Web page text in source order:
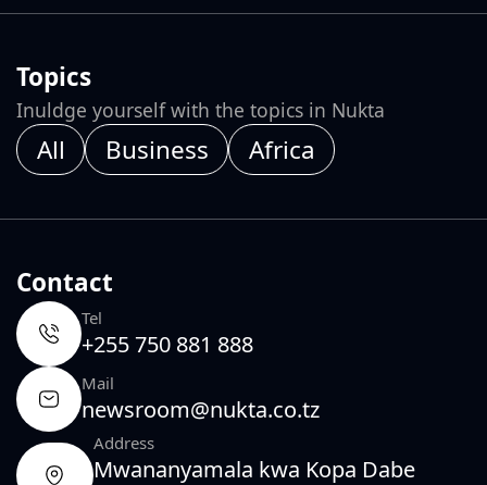
Topics
Inuldge yourself with the topics in Nukta
All Business Africa
Contact
Tel
+255 750 881 888
Mail
newsroom@nukta.co.tz
Address
Mwananyamala kwa Kopa Dabe